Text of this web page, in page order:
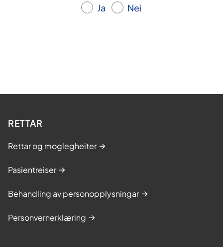
Ja Nei
RETTAR
Rettar og moglegheiter
Pasientreiser
Behandling av personopplysningar
Personvernerklæring